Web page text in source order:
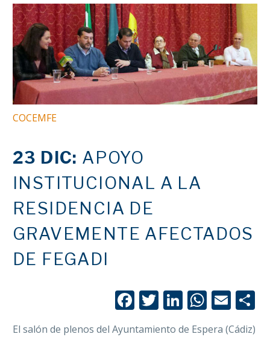
COCEMFE
23 DIC: APOYO
INSTITUCIONAL A LA
RESIDENCIA DE
GRAVEMENTE AFECTADOS
DE FEGADI
Facebook
Twitter
LinkedIn
El salón de plenos del Ayuntamiento de Espera (Cádiz)